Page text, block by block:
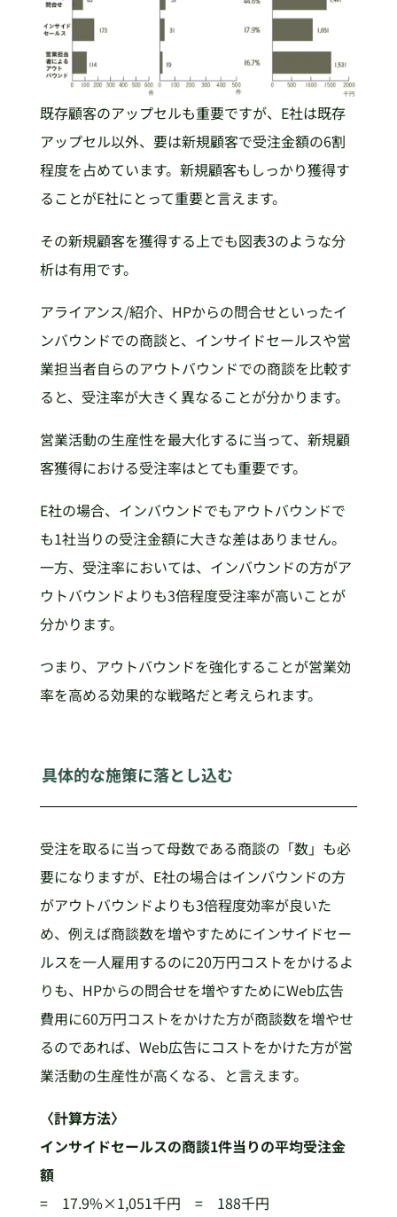
既存顧客のアップセルも重要ですが、E社は既存
アップセル以外、要は新規顧客で受注金額の6割
程度を占めています。新規顧客もしっかり獲得す
ることがE社にとって重要と言えます。
その新規顧客を獲得する上でも図表3のような分
析は有用です。
アライアンス/紹介、HPからの問合せといったイ
ンバウンドでの商談と、インサイドセールスや営
業担当者自らのアウトバウンドでの商談を比較す
ると、受注率が大きく異なることが分かります。
営業活動の生産性を最大化するに当って、新規顧
客獲得における受注率はとても重要です。
E社の場合、インバウンドでもアウトバウンドで
も1社当りの受注金額に大きな差はありません。
一方、受注率においては、インバウンドの方がア
ウトバウンドよりも3倍程度受注率が高いことが
分かります。
つまり、アウトバウンドを強化することが営業効
率を高める効果的な戦略だと考えられます。
具体的な施策に落とし込む
受注を取るに当って母数である商談の「数」も必
要になりますが、E社の場合はインバウンドの方
がアウトバウンドよりも3倍程度効率が良いた
め、例えば商談数を増やすためにインサイドセー
ルスを一人雇用するのに20万円コストをかけるよ
りも、HPからの問合せを増やすためにWeb広告
費用に60万円コストをかけた方が商談数を増やせ
るのであれば、Web広告にコストをかけた方が営
業活動の生産性が高くなる、と言えます。
〈計算方法〉
インサイドセールスの商談1件当りの平均受注金
額
= 17.9%×1,051千円 = 188千円